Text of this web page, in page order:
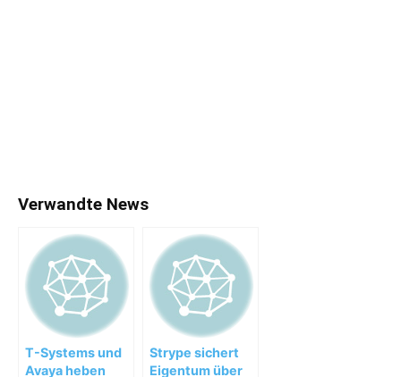
Verwandte News
T-Systems und
Avaya heben
Strype sichert
Eigentum über